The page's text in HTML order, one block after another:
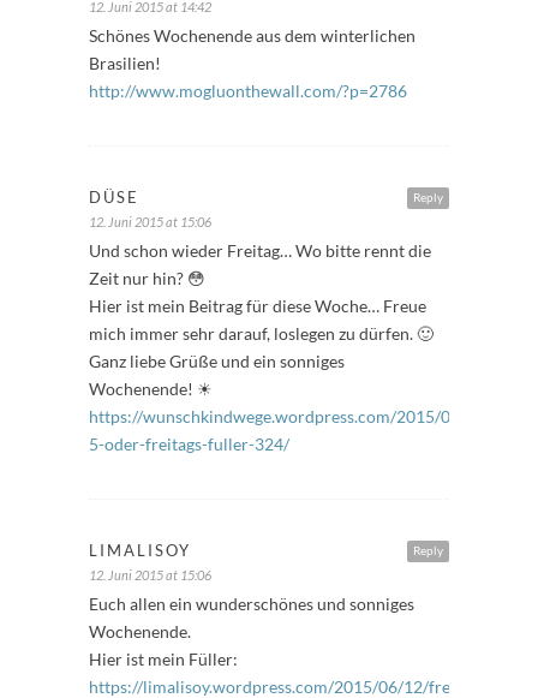
12. Juni 2015 at 14:42
Schönes Wochenende aus dem winterlichen
Brasilien!
http://www.mogluonthewall.com/?p=2786
Reply
DÜSE
12. Juni 2015 at 15:06
Und schon wieder Freitag… Wo bitte rennt die
Zeit nur hin? 😳
Hier ist mein Beitrag für diese Woche… Freue
mich immer sehr darauf, loslegen zu dürfen. 🙂
Ganz liebe Grüße und ein sonniges
Wochenende! ☀
https://wunschkindwege.wordpress.com/2015/06/12/34-
5-oder-freitags-fuller-324/
Reply
LIMALISOY
12. Juni 2015 at 15:06
Euch allen ein wunderschönes und sonniges
Wochenende.
Hier ist mein Füller:
https://limalisoy.wordpress.com/2015/06/12/freitags-